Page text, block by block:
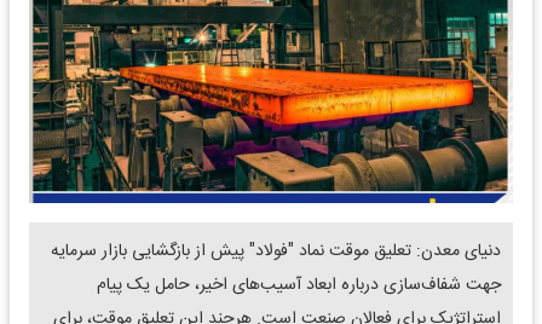
دنیای معدن: تعلیق موقت نماد "فولاد" پیش از بازگشایی بازار سرمایه
جهت شفاف‌سازی درباره ابعاد آسیب‌های اخیر، حامل یک پیام